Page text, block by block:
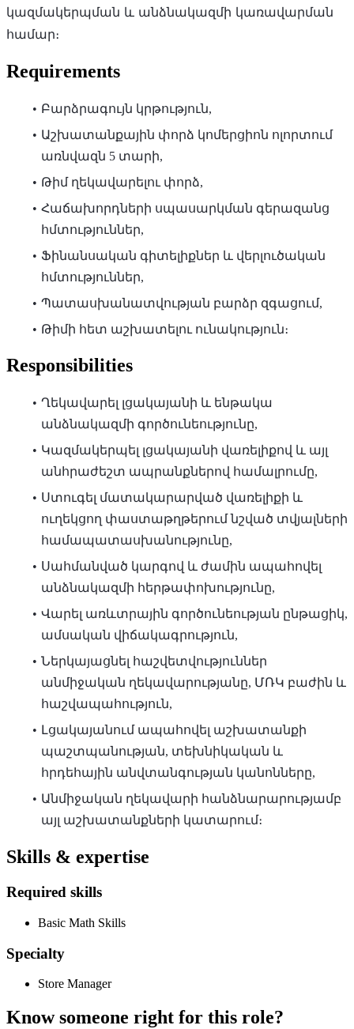
կազմակերպման և անձնակազմի կառավարման
համար։
Requirements
Բարձրագույն կրթություն,
Աշխատանքային փորձ կոմերցիոն ոլորտում
առնվազն 5 տարի,
Թիմ ղեկավարելու փորձ,
Հաճախորդների սպասարկման գերազանց
հմտություններ,
Ֆինանսական գիտելիքներ և վերլուծական
հմտություններ,
Պատասխանատվության բարձր զգացում,
Թիմի հետ աշխատելու ունակություն։
Responsibilities
Ղեկավարել լցակայանի և ենթակա
անձնակազմի գործունեությունը,
Կազմակերպել լցակայանի վառելիքով և այլ
անհրաժեշտ ապ­րանք­ներով համալրումը,
Ստուգել մատակարար­ված վառելիքի և
ուղեկցող փաստաթղթերում նշված տվյալների
համա­պա­տաս­խանությունը,
Սահմանված կարգով և ժամին ապահովել
անձնակազմի հերթափոխությունը,
Վարել առևտրային գործունեության ընթացիկ,
ամսական վիճակագրություն,
Ներկայացնել հաշվետվություններ
անմիջական ղեկավարությանը, ՄՌԿ բաժին և
հաշվապահություն,
Լցակայանում ապահովել աշխատանքի
պաշտպանության, տեխնիկական և
հրդեհային ան­վտանգության կանոնները,
Անմիջական ղեկավարի հանձնարարությամբ
այլ աշխատանքների կատարում։
Skills & expertise
Required skills
Basic Math Skills
Specialty
Store Manager
Know someone right for this role?